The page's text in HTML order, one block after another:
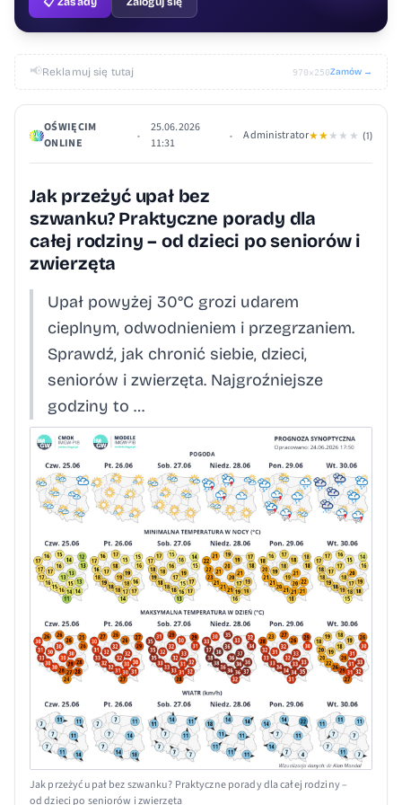
📢Reklamuj się tutaj 970×250Zamów →
OŚWIĘCIM
ONLINE
•
25.06.2026
11:31
• Administrator★★ ★ ★ ★ (1)
Jak przeżyć upał bez
szwanku? Praktyczne porady dla
całej rodziny – od dzieci po seniorów i
zwierzęta
Upał powyżej 30°C grozi udarem
cieplnym, odwodnieniem i przegrzaniem.
Sprawdź, jak chronić siebie, dzieci,
seniorów i zwierzęta. Najgroźniejsze
godziny to …
Jak przeżyć upał bez szwanku? Praktyczne porady dla całej rodziny –
od dzieci po seniorów i zwierzęta